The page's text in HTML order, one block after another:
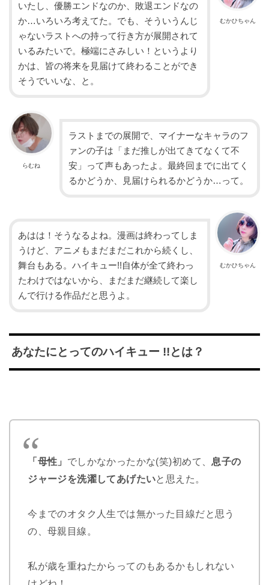
むかひちゃん
いたし、優勝エンドなのか、敗退エンドなの
か…いろいろ考えてた。でも、そういうんじ
ゃないラストへの持って行き方が展開されて
いるみたいで。極端にさみしい！というより
かは、皆の将来を見届けて終わることができ
そうでいいな、と。
らむね
ラストまでの展開で、マイナーなキャラのフ
ァンの子は「まだ推しが出てきてなくて不
安」って声もあったよ。最終回までに出てく
るかどうか、見届けられるかどうか…って。
むかひちゃん
あはは！そうなるよね。漫画は終わってしま
うけど、アニメもまだまだこれから続くし、
舞台もある。ハイキュー!!自体が全て終わっ
たわけではないから、まだまだ継続して楽し
んで行ける作品だと思うよ。
あなたにとってのハイキュー !!とは？
「母性」 でしかなかったかな(笑)初めて、 息子の
ジャージを洗濯してあげたいと思えた。
今までのオタク人生では無かった目線だと思う
の、母親目線。
私が歳を重ねたからってのもあるかもしれない